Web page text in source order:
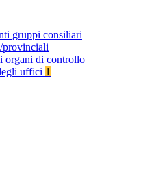
gruppi consiliari
provinciali
organi di controllo
uffici 1